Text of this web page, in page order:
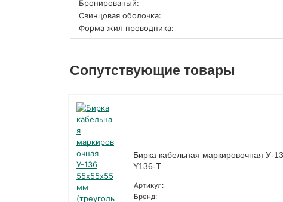
Бронированый:
Свинцовая оболочка:
Форма жил проводника:
Сопутствующие товары
Бирка кабельная маркировочная У-
Y136-T
Артикул:
Бренд: